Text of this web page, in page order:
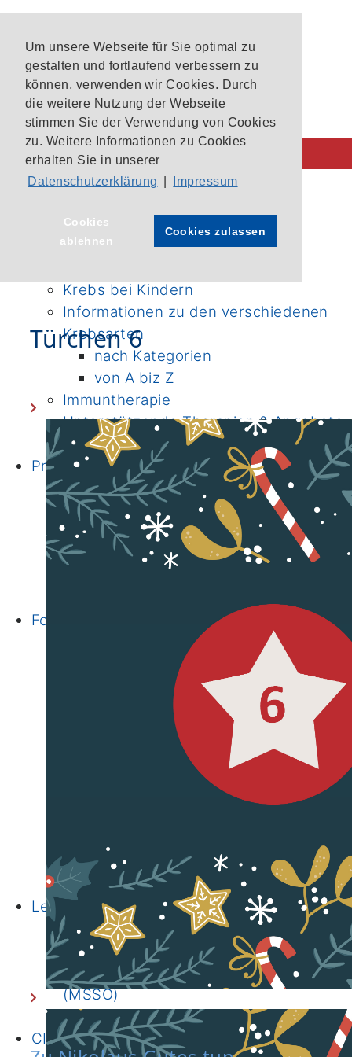
Um unsere Webseite für Sie optimal zu
gestalten und fortlaufend verbessern zu
können, verwenden wir Cookies. Durch
die weitere Nutzung der Webseite
stimmen Sie der Verwendung von Cookies
zu. Weitere Informationen zu Cookies
erhalten Sie in unserer
Datenschutzerklärung
Impressum
Cookies
ablehnen
Cookies zulassen
CIO-Patientenlotsen
Unsere Krebszentren
Krebs bei Kindern
Informationen zu den verschiedenen
Krebsarten
nach Kategorien
von A biz Z
Immuntherapie
Unterstützende Therapien & Angebote
Onkologische Fachpflege
Prävention
Ernährung
Bewegung
Darmkrebsvorsorge
Familiäre/erbliche Tumorerkrankungen
Forschung
Klinische Studien
Bewegungs- und
Ernährungsbehandlungs-Programm
Online-Kunsttherapie
CIO-Studienregister
Molekulare Diagnostik
Biobank
Lehre
PJ Wahltertial Interdisziplinäre
Onkologie
Mildred Scheel School of Oncology
(MSSO)
M.A. ImmunoSensation
CIO Bonn
Startseite Aktuelles
Adventskalender›Aktuelles›
Türchen 6